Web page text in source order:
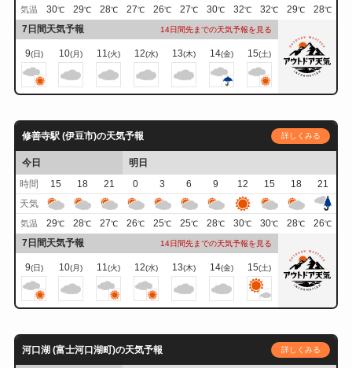
気温 30℃ 29℃ 28℃ 27℃ 26℃ 27℃ 30℃ 32℃ 32℃ 29℃ 28℃
7日間天気予報 14日間先までの天気予報を見る
9(日) 10(月) 11 (火) 12(水) 13(木) 14(金) 15(土)
修善寺駅 (伊豆市)の天気予報 詳しくみる
今日
明日
時間
15 18 21 0 3 6 9 12 15 18
21
天気
気温 29℃ 28℃ 27℃ 26℃ 25℃ 25℃ 28℃ 30℃ 30℃ 28℃ 26℃
7日間天気予報 14日間先までの天気予報を見る
9(日) 10(月) 11(火) 12(水) 13(木) 14(金) 15(土)
河口湖 (富士河口湖町)の天気予報 詳しくみる